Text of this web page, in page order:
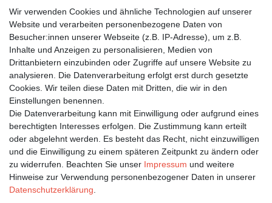
Wunschliste
Warenkorb
Bleiben Sie auf dem Laufenden ...
E-MAIL **
Newsletter
Honig
Hiermit bestätige ich, dass ich die
Einwilligung kann ich jederzeit widerrufen.**
Abonnieren
** Hierbei handelt es sich um ein Pflichtfeld.
Wir verwenden Cookies und ähnliche Technologien auf unserer
Website und verarbeiten personenbezogene Daten von
Besucher:innen unserer Webseite (z.B. IP-Adresse), um z.B.
Inhalte und Anzeigen zu personalisieren, Medien von
Drittanbietern einzubinden oder Zugriffe auf unsere Website zu
analysieren. Die Datenverarbeitung erfolgt erst durch gesetzte
Cookies. Wir teilen diese Daten mit Dritten, die wir in den
Einstellungen benennen.
Die Datenverarbeitung kann mit Einwilligung oder aufgrund eines
berechtigten Interesses erfolgen. Die Zustimmung kann erteilt
oder abgelehnt werden. Es besteht das Recht, nicht einzuwilligen
und die Einwilligung zu einem späteren Zeitpunkt zu ändern oder
zu widerrufen. Beachten Sie unser Impressum und weitere
Hinweise zur Verwendung personenbezogener Daten in unserer
Daten­schutz­erklärung